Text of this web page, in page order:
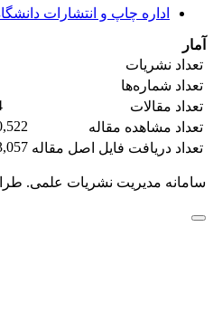
اداره چاپ و انتشارات
آمار
تعداد نشریات
تعداد شماره‌ها
تعداد مقالات
تعداد مشاهده مقاله
تعداد دریافت فایل اصل مقاله
سامانه مدیریت نشریات علمی.